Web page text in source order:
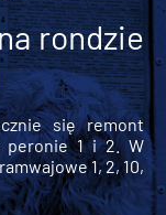
rondzie
się remont
peronie 1 i 2. W
1, 2, 10,